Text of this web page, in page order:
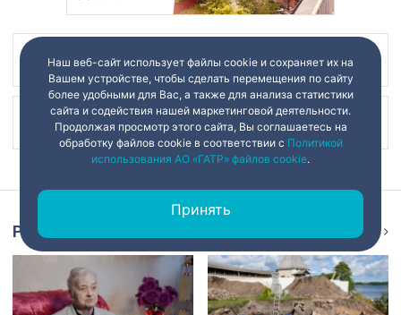
Наш канал в
Наш канал в
Репортаж Ещё
Наш веб-сайт использует файлы cookie и сохраняет их на
Вашем устройстве, чтобы сделать перемещения по сайту
более удобными для Вас, а также для анализа статистики
сайта и содействия нашей маркетинговой деятельности.
Продолжая просмотр этого сайта, Вы соглашаетесь на
обработку файлов cookie в соответствии с Политикой
использования АО «ГАТР» файлов cookie.
Принять